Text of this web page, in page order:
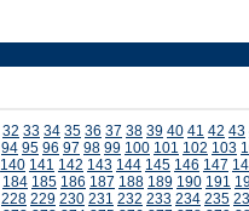
32 33 34 35 36 37 38 39 40 41 42 43
94 95 96 97 98 99 100 101 102 103
140 141 142 143 144 145 146 147
184 185 186 187 188 189 190 191
228 229 230 231 232 233 234 235